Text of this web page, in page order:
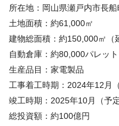
所在地：岡山県瀬戸内市長
土地面積：約61,000㎡
建物総面積：約150,000㎡（
自動倉庫：約80,000パレット
生産品目：家電製品
工事着工時期：2024年12月（
竣工時期：2025年10月（予定
総投資額：約100億円